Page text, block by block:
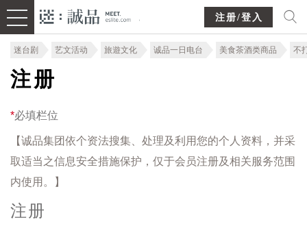
注册/登入
迷台剧 艺文活动 旅遊文化 诚品一日电台 美食茶酒类商品 不
注册
*必填栏位
【诚品集团依个资法搜集、处理及利用您的个人资料，并采
取适当之信息安全措施保护，仅于会员注册及相关服务范围
内使用。】
注册